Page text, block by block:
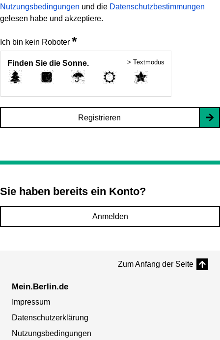
Nutzungsbedingungen und die Datenschutzbestimmungen
gelesen habe und akzeptiere.
Ich bin kein Roboter *
Finden Sie die Sonne. > Textmodus
Registrieren
Sie haben bereits ein Konto?
Anmelden
Zum Anfang der Seite
Mein.Berlin.de
Impressum
Datenschutzerklärung
Nutzungsbedingungen